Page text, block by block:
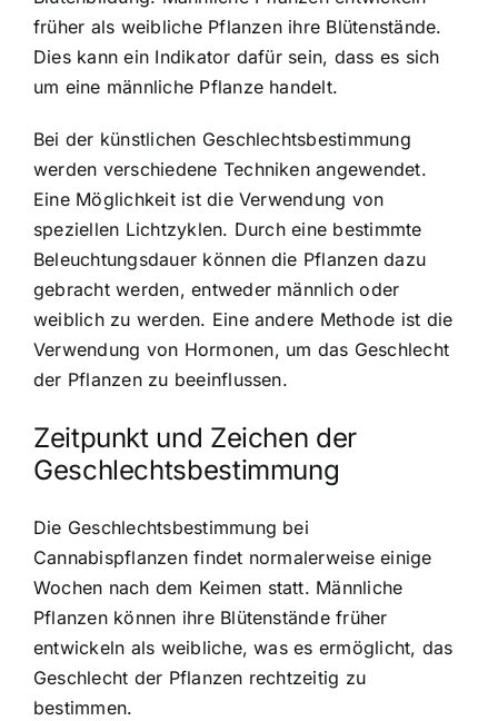
früher als weibliche Pflanzen ihre Blütenstände.
Dies kann ein Indikator dafür sein, dass es sich
um eine männliche Pflanze handelt.
Bei der künstlichen Geschlechtsbestimmung
werden verschiedene Techniken angewendet.
Eine Möglichkeit ist die Verwendung von
speziellen Lichtzyklen. Durch eine bestimmte
Beleuchtungsdauer können die Pflanzen dazu
gebracht werden, entweder männlich oder
weiblich zu werden. Eine andere Methode ist die
Verwendung von Hormonen, um das Geschlecht
der Pflanzen zu beeinflussen.
Zeitpunkt und Zeichen der
Geschlechtsbestimmung
Die Geschlechtsbestimmung bei
Cannabispflanzen findet normalerweise einige
Wochen nach dem Keimen statt. Männliche
Pflanzen können ihre Blütenstände früher
entwickeln als weibliche, was es ermöglicht, das
Geschlecht der Pflanzen rechtzeitig zu
bestimmen.